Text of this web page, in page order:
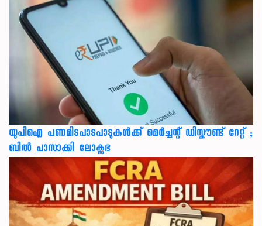
യുപിഐ പണമിടപാടപാടുകൾക്ക് മെർച്ചന്റ് ഡിസ്കൗണ്ട് റേറ്റ് ;
ബിൽ പാസാക്കി ലോക്സഭ